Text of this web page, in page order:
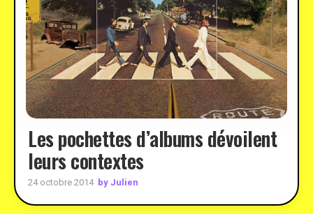
Les pochettes d’albums dévoilent
leurs contextes
24 octobre 2014 by Julien